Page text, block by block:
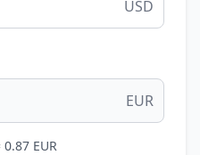
USD
EUR
EUR